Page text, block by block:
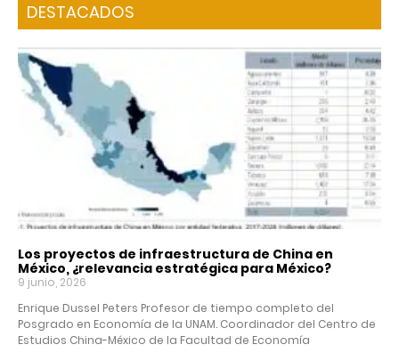
DESTACADOS
Los proyectos de infraestructura de China en
México, ¿relevancia estratégica para México?
9 junio, 2026
Enrique Dussel Peters Profesor de tiempo completo del
Posgrado en Economía de la UNAM. Coordinador del Centro de
Estudios China-México de la Facultad de Economía